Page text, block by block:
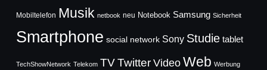
Mobiltelefon Musik netbook neu Notebook Samsung Sicherheit
Smartphone social network Sony Studie tablet
TechShowNetwork Telekom TVTwitter Video Web Werbung